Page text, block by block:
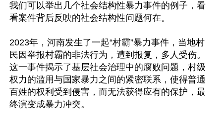
我们可以举出几个社会结构性暴力事件的例子，看
看案件背后反映的社会结构性问题何在。
2023年，河南发生了一起“村霸”暴力事件，当地村
民因举报村霸的非法行为，遭到报复，多人受伤。
这一事件揭示了基层社会治理中的腐败问题，村级
权力的滥用与国家暴力之间的紧密联系，使得普通
百姓的权利受到侵害，而无法获得应有的保护，最
终演变成暴力冲突。